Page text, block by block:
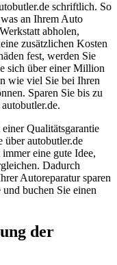
schriftlich. So
an Ihrem Auto
abholen,
zusätzlichen Kosten
fest, werden Sie
sich über einer Million
wie viel Sie bei Ihren
Sparen Sie bis zu
Qualitätsgarantie
über autobutler.de
eine gute Idee,
Dadurch
Autoreparatur sparen
buchen Sie einen
der